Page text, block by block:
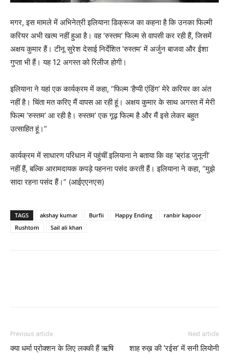
मगर, इस मामले में अभिनेत्री इलियाना डिक्रूज का कहना है कि उनका फिल्मी
करियर अभी खत्म नहीं हुआ है। वह ‘रुस्तम’ फिल्म से वापसी कर रही हैं, जिसमें
अक्षय कुमार हैं। टीनू सुरेश देसाई निर्देशित ‘रुस्तम’ में अर्जुन बाजवा और ईशा
गुप्ता भी हैं। यह 12 अगस्त को रिलीज होगी।
इलियाना ने यहां एक कार्यक्रम में कहा, “फिल्म ‘हैप्पी एंडिंग’ मेरे करियर का अंत
नहीं है। चिंता मत करिए मैं वापस आ रही हूं। अक्षय कुमार के साथ अगस्त में मेरी
फिल्म ‘रुस्तम’ आ रही है। रुस्तम’ एक गूढ़ फिल्म है और मैं इसे लेकर बहुत
उत्साहित हूं।”
कार्यक्रम में साधारण परिधान में पहुंचीं इलियाना ने बताया कि वह ‘ब्रांड जुनूनी’
नहीं हैं, बल्कि आरामदायक कपड़े पहनना पसंद करती हैं। इलियाना ने कहा, “मुझे
सादा रहना पसंद हैं।” (आईएएनएस)
TAGS akshay kumar Burfii Happy Ending
ranbir kapoor
Rushtom
Sail ali khan
Previous article
क्‍या धर्मा प्रोक्‍शन के लिए लक्‍की हैं ऋषि
Next article
शाह रुख़ की ‘रईस’ में सनी लियोनी